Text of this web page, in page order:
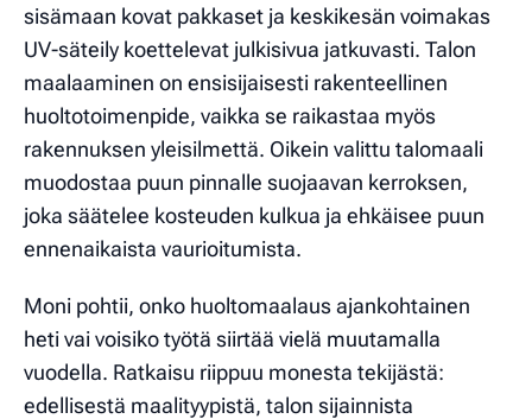
sisämaan kovat pakkaset ja keskikesän voimakas
UV-säteily koettelevat julkisivua jatkuvasti. Talon
maalaaminen on ensisijaisesti rakenteellinen
huoltotoimenpide, vaikka se raikastaa myös
rakennuksen yleisilmettä. Oikein valittu talomaali
muodostaa puun pinnalle suojaavan kerroksen,
joka säätelee kosteuden kulkua ja ehkäisee puun
ennenaikaista vaurioitumista.
Moni pohtii, onko huoltomaalaus ajankohtainen
heti vai voisiko työtä siirtää vielä muutamalla
vuodella. Ratkaisu riippuu monesta tekijästä:
edellisestä maalityypistä, talon sijainnista